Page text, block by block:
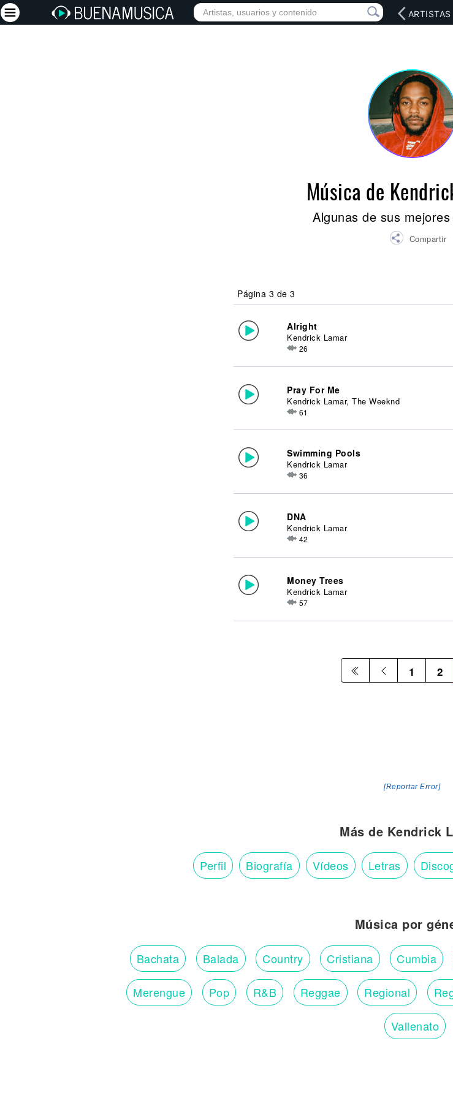
INICIO ARTISTAS
Música de
Algunas de sus
Compartir
Página 3 de 3
Alright
Kendrick Lamar
26
Pray For Me
Kendrick Lamar, The Weeknd
61
Swimming Pools
Kendrick Lamar
36
DNA
Kendrick Lamar
42
Money Trees
Kendrick Lamar
57
1 2
[Reportar Error]
Más de Kendrick
Perfil Biografía Vídeos Letras
Música por
Bachata Balada Country Cristiana Cumbia
Merengue Pop R&B Reggae Regional
Vallenato